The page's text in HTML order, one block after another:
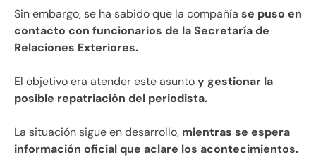
Sin embargo, se ha sabido que la compañía se puso en
contacto con funcionarios de la Secretaría de
Relaciones Exteriores.
El objetivo era atender este asuntoy gestionar la
posible repatriación del periodista.
La situación sigue en desarrollo, mientras se espera
información oficial que aclare los acontecimientos.